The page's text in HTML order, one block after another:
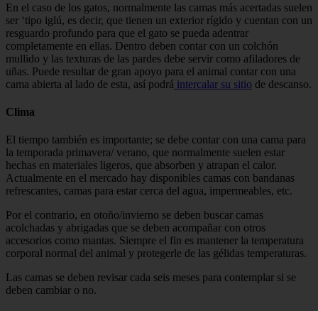
En el caso de los gatos, normalmente las camas más acertadas suelen
ser ‘tipo iglú, es decir, que tienen un exterior rígido y cuentan con un
resguardo profundo para que el gato se pueda adentrar
completamente en ellas. Dentro deben contar con un colchón
mullido y las texturas de las pardes debe servir como afiladores de
uñas. Puede resultar de gran apoyo para el animal contar con una
cama abierta al lado de esta, así podrá intercalar su sitio de descanso.
Clima
El tiempo también es importante; se debe contar con una cama para
la temporada primavera/ verano, que normalmente suelen estar
hechas en materiales ligeros, que absorben y atrapan el calor.
Actualmente en el mercado hay disponibles camas con bandanas
refrescantes, camas para estar cerca del agua, impermeables, etc.
Por el contrario, en otoño/invierno se deben buscar camas
acolchadas y abrigadas que se deben acompañar con otros
accesorios como mantas. Siempre el fin es mantener la temperatura
corporal normal del animal y protegerle de las gélidas temperaturas.
Las camas se deben revisar cada seis meses para contemplar si se
deben cambiar o no.